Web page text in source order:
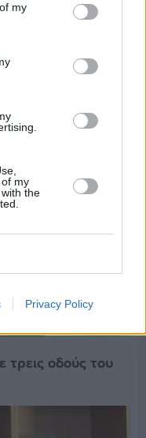
my
my
the
Privacy Policy
συνάντηση
Τέλλιος
οδούς του